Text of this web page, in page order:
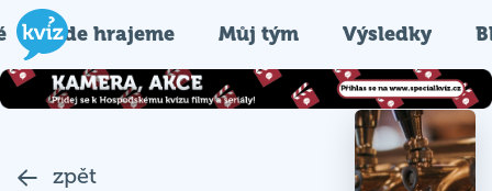
Kde hrajeme Můj tým Výsledky
zpět